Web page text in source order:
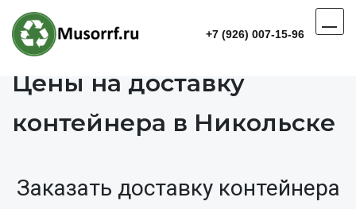
+7 (926) 007-15-96
Цены на доставку
контейнера в Никольске
Заказать доставку контейнера